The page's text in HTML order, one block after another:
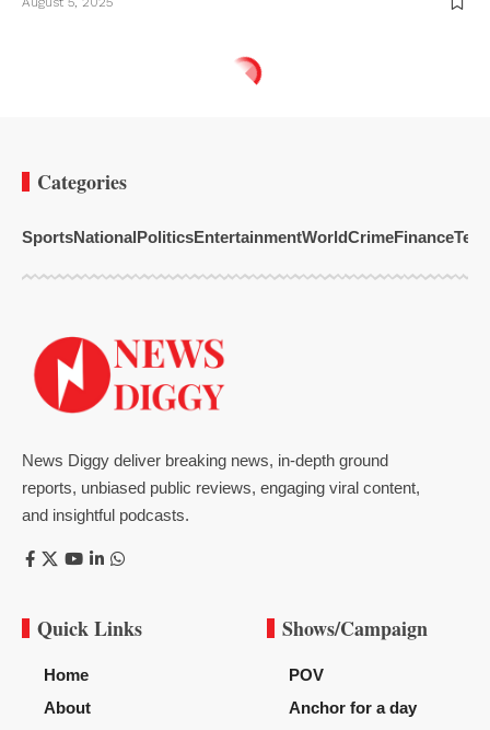
Categories
SportsNationalPoliticsEntertainmentWorldCrimeFinance
News Diggy deliver breaking news, in-depth ground
reports, unbiased public reviews, engaging viral content,
and insightful podcasts.
Quick Links
Home
About
Shows/Campaign
POV
Anchor for a day